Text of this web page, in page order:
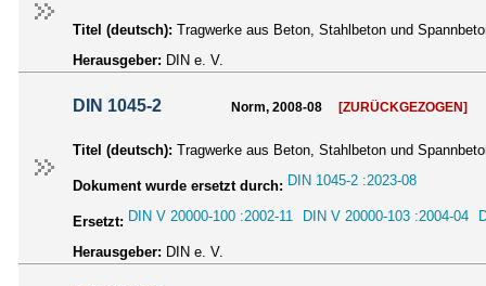
Titel (deutsch): Tragwerke aus Beton, Stahlbeton und
Herausgeber: DIN e. V.
DIN 1045-2 Norm, 2008-08 [ZURÜCKGEZOGEN]
Titel (deutsch): Tragwerke aus Beton, Stahlbeton und
Dokument wurde ersetzt durch: DIN 1045-2 :2023-08
Ersetzt: DIN V 20000-100 :2002-11 DIN V 20000-103 :2004-04
Herausgeber: DIN e. V.